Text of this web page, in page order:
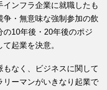
ンフラ企業に就職したも
・無意味な強制参加の飲
10年後・20年後のポジ
起業を決意。
なく、ビジネスに関して
リーマンがいきなり起業で